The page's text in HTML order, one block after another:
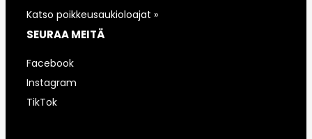
Katso poikkeusaukioloajat »
SEURAA MEITÄ
Facebook
Instagram
TikTok